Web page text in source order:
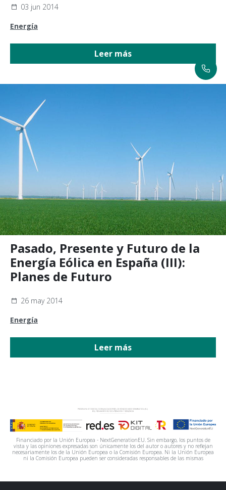
03 jun 2014
Energía
Leer más
Pasado, Presente y Futuro de la
Energía Eólica en España (III):
Planes de Futuro
26 may 2014
Energía
Leer más
Financiado por la Unión Europea - NextGenerationEU. Sin embargo, los puntos de
vista y las opiniones expresadas son únicamente los del autor o autores y no reflejan
necesariamente los de la Unión Europea o la Comisión Europea. Ni la Unión Europea
ni la Comisión Europea pueden ser consideradas responsables de las mismas